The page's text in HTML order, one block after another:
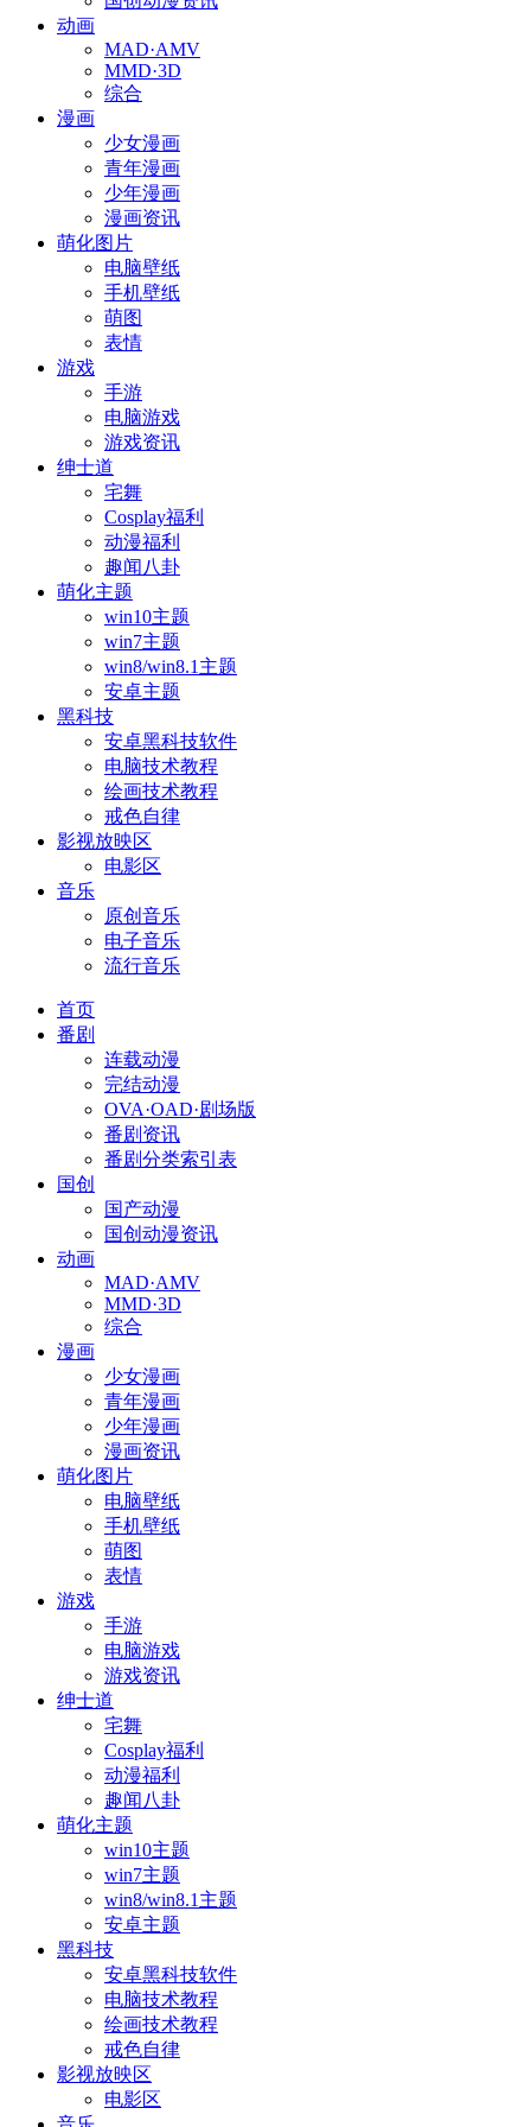
动画
MAD·AMV
MMD·3D
综合
漫画
少女漫画
青年漫画
少年漫画
漫画资讯
萌化图片
电脑壁纸
手机壁纸
萌图
表情
游戏
手游
电脑游戏
游戏资讯
绅士道
宅舞
Cosplay福利
动漫福利
趣闻八卦
萌化主题
win10主题
win7主题
win8/win8.1主题
安卓主题
黑科技
安卓黑科技软件
电脑技术教程
绘画技术教程
戒色自律
影视放映区
电影区
音乐
原创音乐
电子音乐
流行音乐
首页
番剧
连载动漫
完结动漫
OVA·OAD·剧场版
番剧资讯
番剧分类索引表
国创
国产动漫
国创动漫资讯
动画
MAD·AMV
MMD·3D
综合
漫画
少女漫画
青年漫画
少年漫画
漫画资讯
萌化图片
电脑壁纸
手机壁纸
萌图
表情
游戏
手游
电脑游戏
游戏资讯
绅士道
宅舞
Cosplay福利
动漫福利
趣闻八卦
萌化主题
win10主题
win7主题
win8/win8.1主题
安卓主题
黑科技
安卓黑科技软件
电脑技术教程
绘画技术教程
戒色自律
影视放映区
电影区